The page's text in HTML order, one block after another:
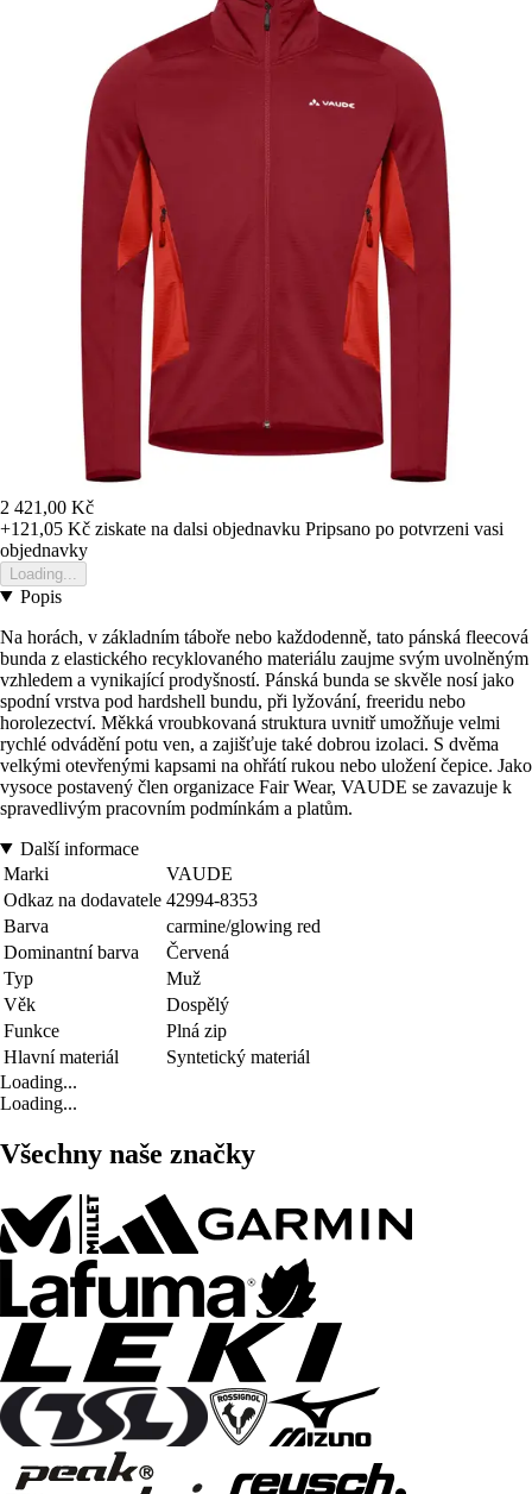
2 421,00 Kč
+121,05 Kč ziskate na dalsi objednavku Pripsano po potvrzeni vasi
objednavky
Loading...
Popis
Na horách, v základním táboře nebo každodenně, tato pánská fleecová
bunda z elastického recyklovaného materiálu zaujme svým uvolněným
vzhledem a vynikající prodyšností. Pánská bunda se skvěle nosí jako
spodní vrstva pod hardshell bundu, při lyžování, freeridu nebo
horolezectví. Měkká vroubkovaná struktura uvnitř umožňuje velmi
rychlé odvádění potu ven, a zajišťuje také dobrou izolaci. S dvěma
velkými otevřenými kapsami na ohřátí rukou nebo uložení čepice. Jako
vysoce postavený člen organizace Fair Wear, VAUDE se zavazuje k
spravedlivým pracovním podmínkám a platům.
Další informace
Marki
VAUDE
Odkaz na dodavatele 42994-8353
Barva
carmine/glowing red
Dominantní barva
Červená
Typ
Muž
Věk
Dospělý
Funkce
Plná zip
Hlavní materiál
Syntetický materiál
Loading...
Loading...
Všechny naše značky